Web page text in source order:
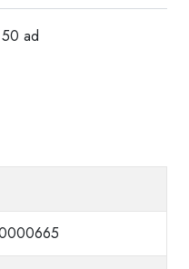
50 ad